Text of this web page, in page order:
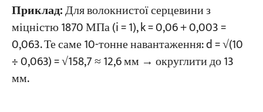
Приклад:Для волокнистої серцевини з
міцністю 1870 МПа (i = 1), k = 0,06 + 0,003 =
0,063. Те саме 10-тонне навантаження: d = √(10
÷ 0,063) = √158,7 ≈ 12,6 мм → округлити до 13
мм.